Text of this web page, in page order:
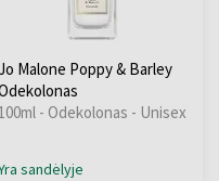
Malone Poppy & Barley
100ml - Odekolonas - Unisex
sandėlyje